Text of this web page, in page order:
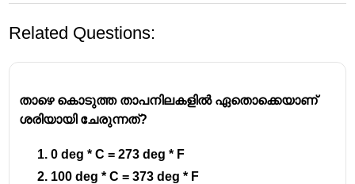
ദ്രാവകാവസ്ഥയിലുള്ളത്
Related Questions:
താഴെ കൊടുത്ത താപനിലകളിൽ ഏതൊക്കെയാണ്
ശരിയായി ചേരുന്നത്?
0 deg * C = 273 deg * F
100 deg * C = 373 deg * F